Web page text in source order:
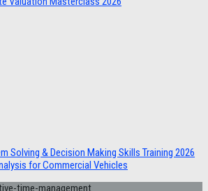
Solving & Decision Making Skills Training 2026
for Commercial Vehicles